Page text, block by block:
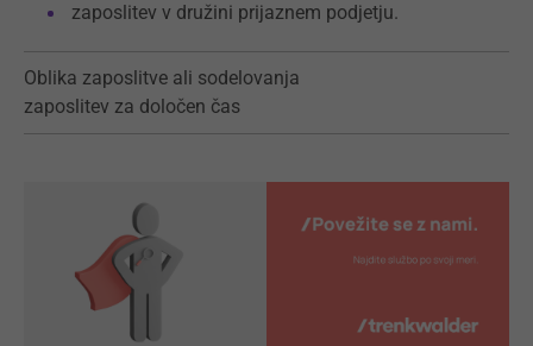
zaposlitev v družini prijaznem podjetju.
Oblika zaposlitve ali sodelovanja
zaposlitev za določen čas